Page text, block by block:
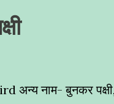
अन्य नाम- बुनकर पक्षी,